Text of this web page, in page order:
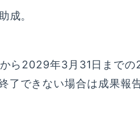
成。
ら2029年3月31日までの
了できない場合は成果報